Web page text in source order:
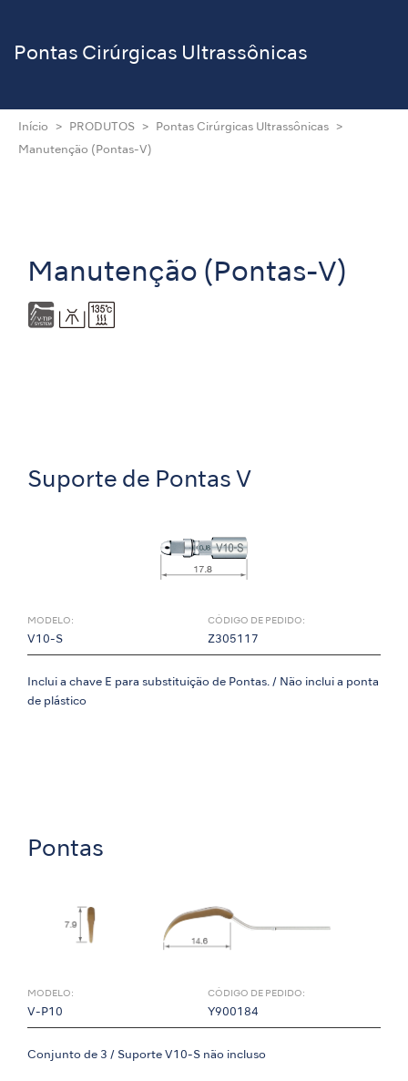
Pontas Cirúrgicas Ultrassônicas
Início PRODUTOS Pontas Cirúrgicas Ultrassônicas
Manutenção (Pontas-V)
Manutenção (Pontas-V)
Suporte de Pontas V
MODELO:
V10-S
CÓDIGO DE PEDIDO:
Z305117
Inclui a chave E para substituição de Pontas. / Não inclui a ponta
de plástico
Pontas
MODELO:
V-P10
CÓDIGO DE PEDIDO:
Y900184
Conjunto de 3 / Suporte V10-S não incluso